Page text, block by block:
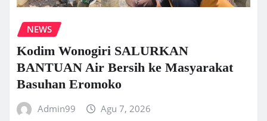
NEWS
Kodim Wonogiri SALURKAN
BANTUAN Air Bersih ke Masyarakat
Basuhan Eromoko
Admin99 Agu 7, 2026